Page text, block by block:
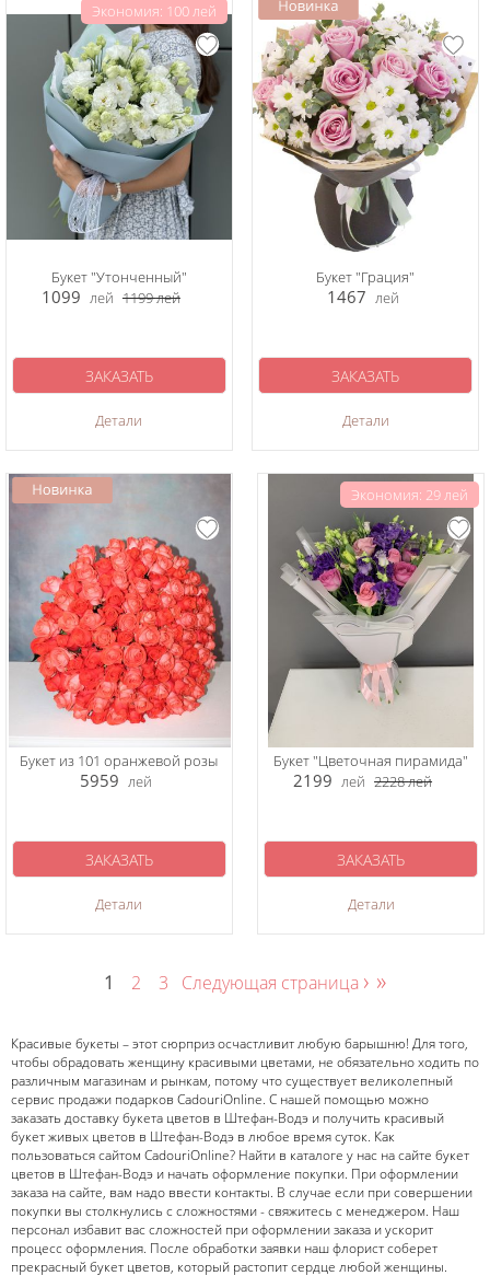
Экономия: 100 лей
Букет "Утонченный"
1099 лей 1199лей
Детали
ЗАКАЗАТЬ
Букет "Грация"
1467 лей
Детали
ЗАКАЗАТЬ
Букет из 101 оранжевой розы
5959 лей
Детали
ЗАКАЗАТЬ
Экономия: 29 лей
Букет "Цветочная пирамида"
2199 лей 2228лей
Детали
ЗАКАЗАТЬ
1 2 3 Следующая страница › »
Красивые букеты – этот сюрприз осчастливит любую барышню! Для того,
чтобы обрадовать женщину красивыми цветами, не обязательно ходить по
различным магазинам и рынкам, потому что существует великолепный
сервис продажи подарков CadouriOnline. С нашей помощью можно
заказать доставку букета цветов в Штефан-Водэ и получить красивый
букет живых цветов в Штефан-Водэ в любое время суток. Как
пользоваться сайтом CadouriOnline? Найти в каталоге у нас на сайте букет
цветов в Штефан-Водэ и начать оформление покупки. При оформлении
заказа на сайте, вам надо ввести контакты. В случае если при совершении
покупки вы столкнулись с сложностями - свяжитесь с менеджером. Наш
персонал избавит вас сложностей при оформлении заказа и ускорит
процесс оформления. После обработки заявки наш флорист соберет
прекрасный букет цветов, который растопит сердце любой женщины.